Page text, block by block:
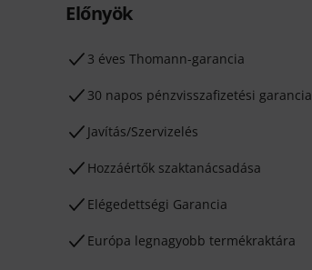
Előnyök
3 éves Thomann-garancia
30 napos pénzvisszafizetési garancia
Javítás/Szervizelés
Hozzáértők szaktanácsadása
Elégedettségi Garancia
Európa legnagyobb termékraktára